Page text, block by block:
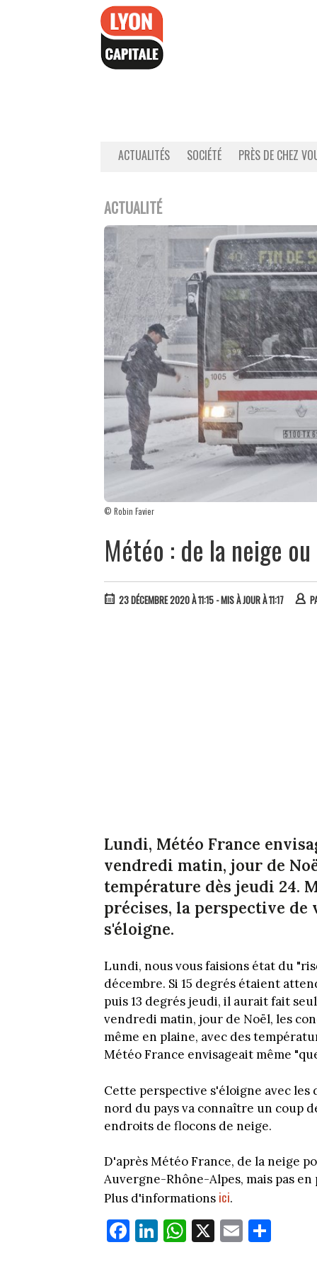
ACTUALITÉS SOCIÉTÉ PRÈS DE CHEZ
ACTUALITÉ
© Robin Favier
Météo : de la neige
23 DÉCEMBRE 2020 À 11:15 - MIS À JOUR À 11:17
Lundi, Météo France
vendredi matin, jour de
température dès jeudi 24.
précises, la perspective de
s'éloigne.
Lundi, nous vous faisions état du
décembre. Si 15 degrés étaient
puis 13 degrés jeudi, il aurait fait
vendredi matin, jour de Noël, les
même en plaine, avec des
Météo France envisageait même
Cette perspective s'éloigne avec
nord du pays va connaître un coup
endroits de flocons de neige.
D'après Météo France, de la neige
Auvergne-Rhône-Alpes, mais pas
Plus d'informations ici.
Fa
ce
Li
nk
W
ha
X E
m